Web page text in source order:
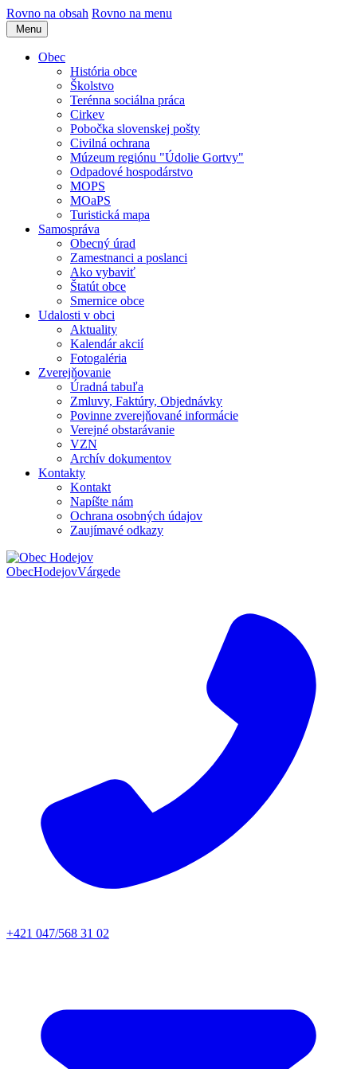
Rovno na obsah Rovno na menu
Menu
Obec
História obce
Školstvo
Terénna sociálna práca
Cirkev
Pobočka slovenskej pošty
Civilná ochrana
Múzeum regiónu "Údolie Gortvy"
Odpadové hospodárstvo
MOPS
MOaPS
Turistická mapa
Samospráva
Obecný úrad
Zamestnanci a poslanci
Ako vybaviť
Štatút obce
Smernice obce
Udalosti v obci
Aktuality
Kalendár akcií
Fotogaléria
Zverejňovanie
Úradná tabuľa
Zmluvy, Faktúry, Objednávky
Povinne zverejňované informácie
Verejné obstarávanie
VZN
Archív dokumentov
Kontakty
Kontakt
Napíšte nám
Ochrana osobných údajov
Zaujímavé odkazy
ObecHodejovVárgede
+421 047/568 31 02